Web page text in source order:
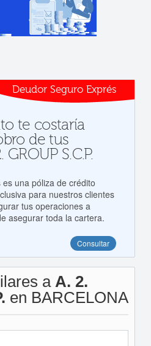
Deudor Seguro Exprés
te costaría
de tus
S.C.P.
una póliza de crédito
para nuestros clientes
tus operaciones a
asegurar toda la cartera.
Consultar
a A. 2.
en BARCELONA